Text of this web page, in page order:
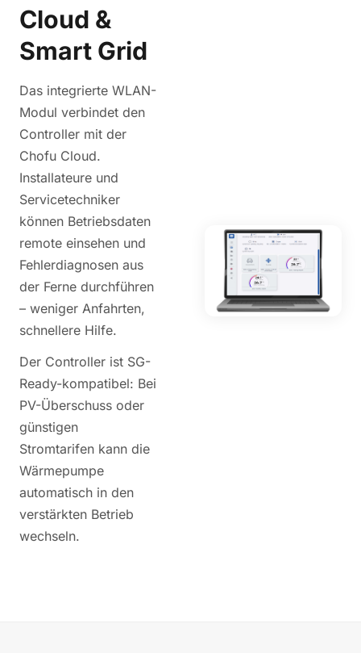
Cloud &
Smart Grid
Das integrierte WLAN-
Modul verbindet den
Controller mit der
Chofu Cloud.
Installateure und
Servicetechniker
können Betriebsdaten
remote einsehen und
Fehlerdiagnosen aus
der Ferne durchführen
– weniger Anfahrten,
schnellere Hilfe.
Der Controller ist SG-
Ready-kompatibel: Bei
PV-Überschuss oder
günstigen
Stromtarifen kann die
Wärmepumpe
automatisch in den
verstärkten Betrieb
wechseln.